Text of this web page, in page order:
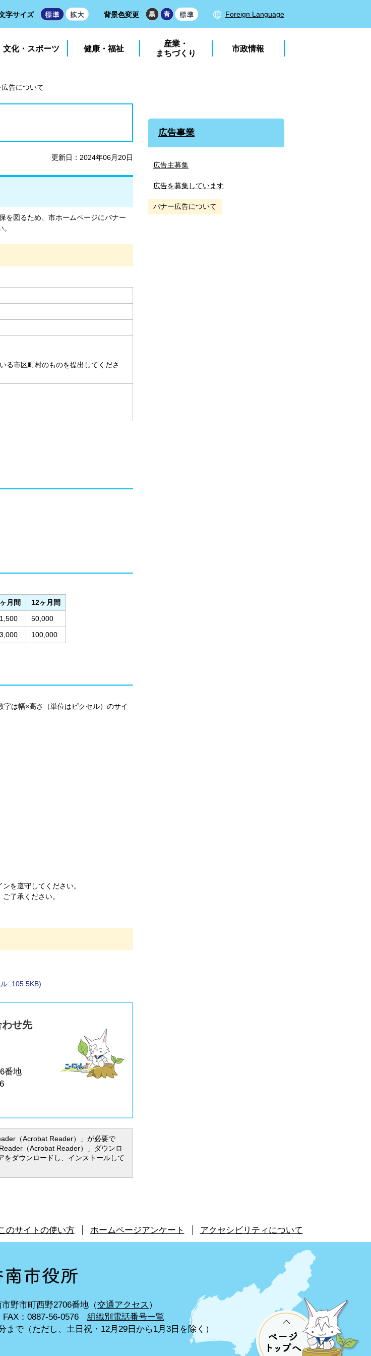
字サイズ 背景色変更 Foreign Language
文化・スポーツ 健康・福祉
産業・
まちづくり
市政情報
告について
更新日：2024年06月20日
を図るため、市ホームページにバナー
る市区町村のものを提出してくださ
月間
12ヶ月間
50,000
100,000
は幅×高さ（単位はピクセル）のサイ
を遵守してください。
了承ください。
: 105.5KB)
せ先
番地
（Acrobat Reader）」が必要で
（Acrobat Reader）」ダウンロ
をダウンロードし、インストールして
広告事業
広告主募集
広告を募集しています
バナー広告について
のサイトの使い方 ホームページアンケート アクセシビリティについて
野市町西野2706番地（交通アクセス ）
FAX：0887-56-0576
組織別電話番号一覧
まで（ただし、土日祝・12月29日から1月3日を除く）